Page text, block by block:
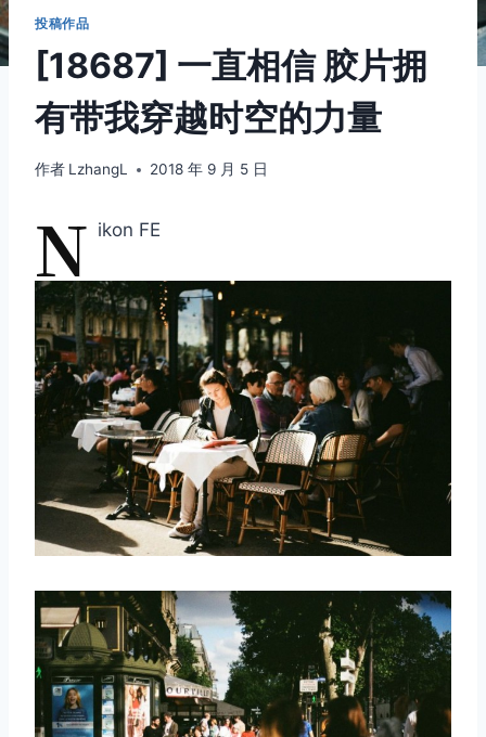
投稿作品
[18687] 一直相信 胶片拥
有带我穿越时空的力量
作者 LzhangL 2018 年 9 月 5 日
N ikon FE